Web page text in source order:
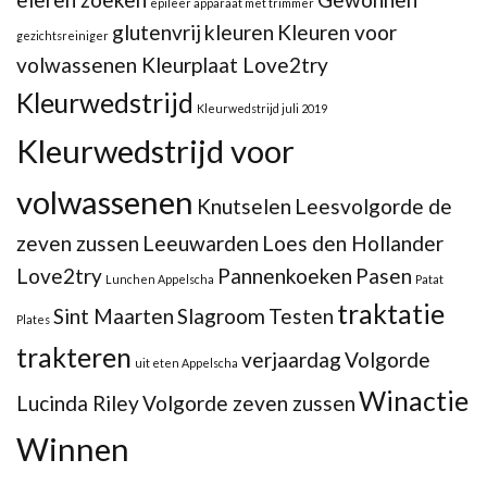
gezichtsreiniger glutenvrij kleuren Kleuren voor
volwassenen Kleurplaat Love2try
Kleurwedstrijd Kleurwedstrijd juli 2019
Kleurwedstrijd voor
volwassenen Knutselen Leesvolgorde de
zeven zussen Leeuwarden Loes den Hollander
Love2try Lunchen Appelscha Pannenkoeken Pasen Patat
Plates Sint MaartenSlagroom Testen traktatie
trakteren uit eten Appelscha verjaardagVolgorde
Lucinda RileyVolgorde zeven zussenWinactie
Winnen